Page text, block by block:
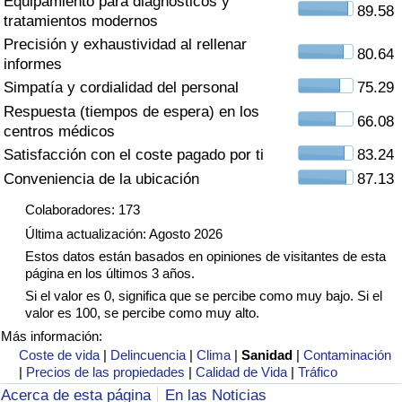
tratamientos modernos
89.58
Precisión y exhaustividad al rellenar
informes
80.64
Simpatía y cordialidad del personal
75.29
Respuesta (tiempos de espera) en los
centros médicos
66.08
Satisfacción con el coste pagado por ti
83.24
Conveniencia de la ubicación
87.13
Colaboradores: 173
Última actualización: Agosto 2026
Estos datos están basados en opiniones de visitantes de esta
página en los últimos 3 años.
Si el valor es 0, significa que se percibe como muy bajo. Si el
valor es 100, se percibe como muy alto.
Más información:
Coste de vida | Delincuencia |Clima |Sanidad |Contaminación
| Precios de las propiedades |Calidad de Vida |Tráfico
Acerca de esta página En las Noticias
Índice de criminalidad por país
Sanidad
Índice de Sanidad (Actual)
Índice de Sanidad
Contaminación
Índice de Contaminación (Actual)
Índice de contaminación
Índice de Contaminación por País